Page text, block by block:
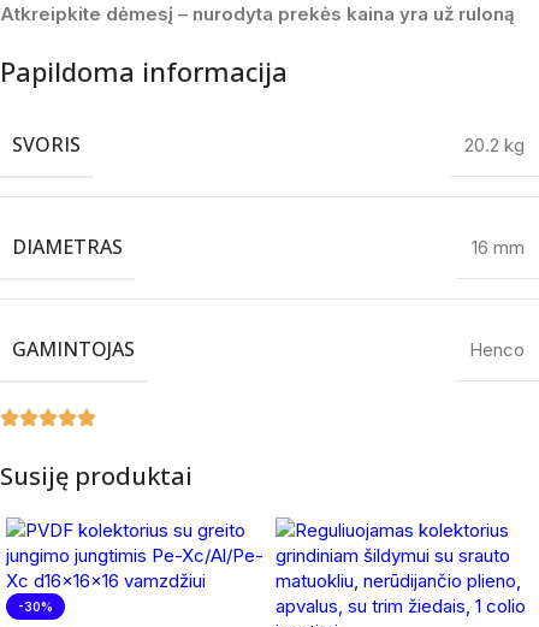
Atkreipkite dėmesį – nurodyta prekės kaina yra už ruloną
Papildoma informacija
SVORIS 20.2 kg
DIAMETRAS 16 mm
GAMINTOJAS Henco
Susiję produktai
-30%